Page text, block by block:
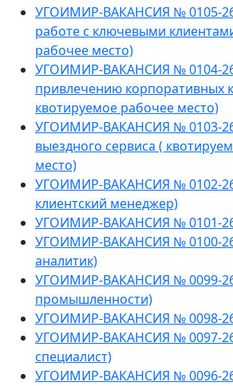
УГОИМИР-ВАКАНСИЯ № 0105-
работе с ключевыми
рабочее место)
УГОИМИР-ВАКАНСИЯ № 0104-
привлечению корпоративных
квотируемое рабочее место)
УГОИМИР-ВАКАНСИЯ № 0103-
выездного сервиса (
место)
УГОИМИР-ВАКАНСИЯ № 0102-
клиентский менеджер)
УГОИМИР-ВАКАНСИЯ № 0101-
УГОИМИР-ВАКАНСИЯ № 0100-
аналитик)
УГОИМИР-ВАКАНСИЯ № 0099-
промышленности)
УГОИМИР-ВАКАНСИЯ № 0098-
УГОИМИР-ВАКАНСИЯ № 0097-
специалист)
УГОИМИР-ВАКАНСИЯ № 0096-